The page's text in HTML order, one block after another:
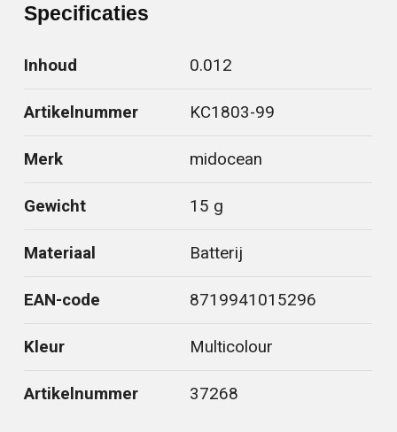
Specificaties
Inhoud 0.012
Artikelnummer KC1803-99
Merk midocean
Gewicht 15 g
Materiaal Batterij
EAN-code 8719941015296
Kleur Multicolour
Artikelnummer 37268